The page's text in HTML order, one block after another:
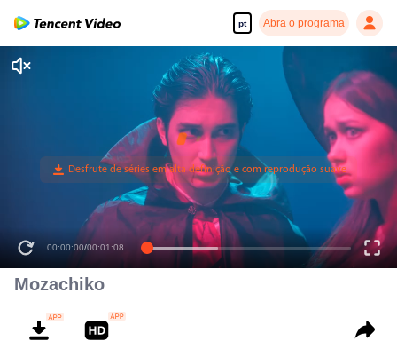
pt Abra o programa
00:00:00/00:01:08
Mozachiko